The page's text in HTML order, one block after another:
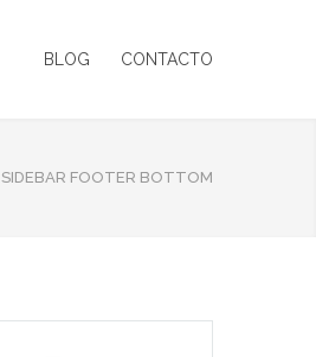
BLOG CONTACTO
SIDEBAR FOOTER BOTTOM